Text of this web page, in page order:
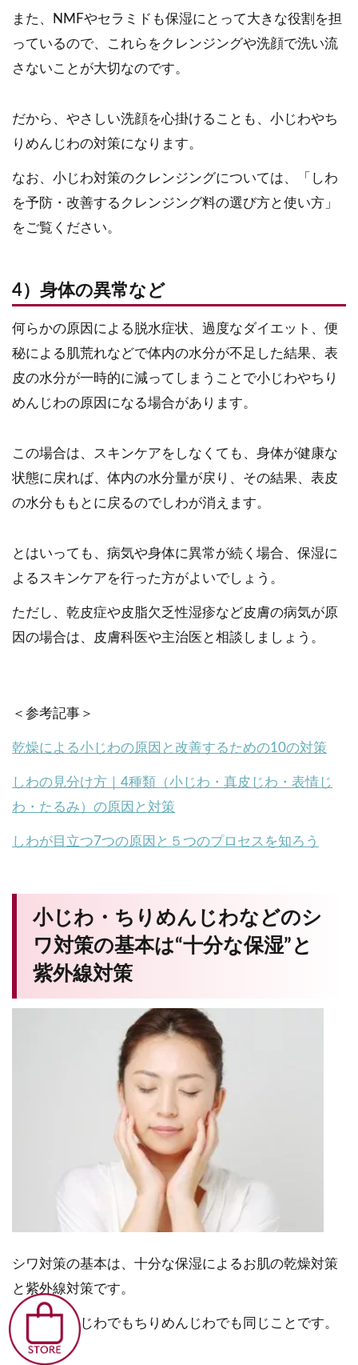
また、NMFやセラミドも保湿にとって大きな役割を担
っているので、これらをクレンジングや洗顔で洗い流
さないことが大切なのです。
だから、やさしい洗顔を心掛けることも、小じわやち
りめんじわの対策になります。
なお、小じわ対策のクレンジングについては、「しわ
を予防・改善するクレンジング料の選び方と使い方」
をご覧ください。
4）身体の異常など
何らかの原因による脱水症状、過度なダイエット、便
秘による肌荒れなどで体内の水分が不足した結果、表
皮の水分が一時的に減ってしまうことで小じわやちり
めんじわの原因になる場合があります。
この場合は、スキンケアをしなくても、身体が健康な
状態に戻れば、体内の水分量が戻り、その結果、表皮
の水分ももとに戻るのでしわが消えます。
とはいっても、病気や身体に異常が続く場合、保湿に
よるスキンケアを行った方がよいでしょう。
ただし、乾皮症や皮脂欠乏性湿疹など皮膚の病気が原
因の場合は、皮膚科医や主治医と相談しましょう。
＜参考記事＞
乾燥による小じわの原因と改善するための10の対策
しわの見分け方｜4種類（小じわ・真皮じわ・表情じ
わ・たるみ）の原因と対策
しわが目立つ7つの原因と５つのプロセスを知ろう
小じわ・ちりめんじわなどのシ
ワ対策の基本は“十分な保湿”と
紫外線対策
シワ対策の基本は、十分な保湿によるお肌の乾燥対策
と紫外線対策です。
これは、小じわでもちりめんじわでも同じことです。